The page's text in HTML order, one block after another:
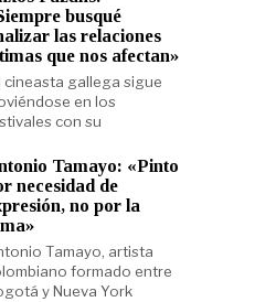
busqué
las relaciones
que nos afectan»
cineasta gallega sigue
en los
con su
Tamayo: «Pinto
necesidad de
no por la
Tamayo, artista
formado entre
y Nueva York